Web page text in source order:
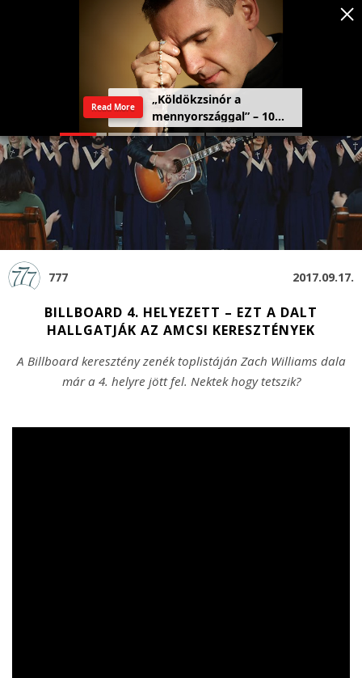
777 2017.09.17.
BILLBOARD 4. HELYEZETT – EZT A DALT
HALLGATJÁK AZ AMCSI KERESZTÉNYEK
A Billboard keresztény zenék toplistáján Zach Williams dala
már a 4. helyre jött fel. Nektek hogy tetszik?
„Köldökzsinór a
mennyországgal” – 10
férfi vallomása a
rózsafüzérről
Read More